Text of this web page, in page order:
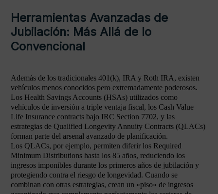
Herramientas Avanzadas de
Jubilación: Más Allá de lo
Convencional
Además de los tradicionales 401(k), IRA y Roth IRA, existen
vehículos menos conocidos pero extremadamente poderosos.
Los Health Savings Accounts (HSAs) utilizados como
vehículos de inversión a triple ventaja fiscal, los Cash Value
Life Insurance contracts bajo IRC Section 7702, y las
estrategias de Qualified Longevity Annuity Contracts (QLACs)
forman parte del arsenal avanzado de planificación.
Los QLACs, por ejemplo, permiten diferir los Required
Minimum Distributions hasta los 85 años, reduciendo los
ingresos imponibles durante los primeros años de jubilación y
protegiendo contra el riesgo de longevidad. Cuando se
combinan con otras estrategias, crean un «piso» de ingresos